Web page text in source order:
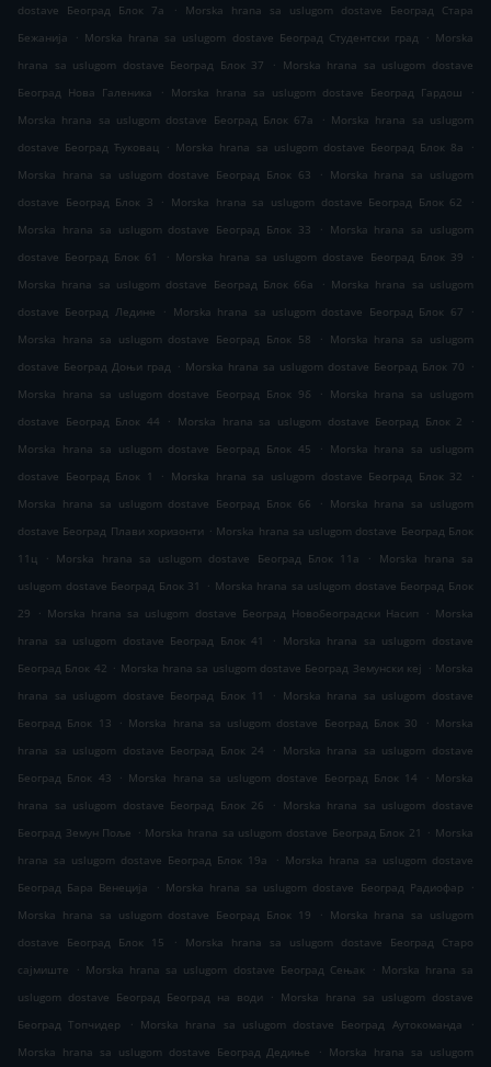
dostave Београд Блок 7а .
Morska hrana sa uslugom dostave Београд Стара
Бежанија
. Morska hrana sa uslugom dostave Београд Студентски град . Morska
hrana sa uslugom dostave Београд Блок 37
. Morska hrana sa uslugom dostave
Београд Нова Галеника
. Morska hrana sa uslugom dostave Београд Гардош
.
Morska hrana sa uslugom dostave Београд Блок 67а
. Morska hrana sa uslugom
dostave Београд Ћуковац . Morska hrana sa uslugom dostave Београд Блок 8а
.
Morska hrana sa uslugom dostave Београд Блок 63
. Morska hrana sa uslugom
dostave Београд Блок 3
. Morska hrana sa uslugom dostave Београд Блок 62
.
Morska hrana sa uslugom dostave Београд Блок 33
. Morska hrana sa uslugom
dostave Београд Блок 61
. Morska hrana sa uslugom dostave Београд Блок 39
.
Morska hrana sa uslugom dostave Београд Блок 66а
. Morska hrana sa uslugom
dostave Београд Ледине
. Morska hrana sa uslugom dostave Београд Блок 67
.
Morska hrana sa uslugom dostave Београд Блок 58
. Morska hrana sa uslugom
dostave Београд Доњи град . Morska hrana sa uslugom dostave Београд Блок 70 .
Morska hrana sa uslugom dostave Београд Блок 9б
. Morska hrana sa uslugom
dostave Београд Блок 44
. Morska hrana sa uslugom dostave Београд Блок 2
.
Morska hrana sa uslugom dostave Београд Блок 45
. Morska hrana sa uslugom
dostave Београд Блок 1
. Morska hrana sa uslugom dostave Београд Блок 32
.
Morska hrana sa uslugom dostave Београд Блок 66
. Morska hrana sa uslugom
dostave Београд Плави хоризонти . Morska hrana sa uslugom dostave Београд Блок
11ц
. Morska hrana sa uslugom dostave Београд Блок 11а .
Morska hrana sa
uslugom dostave Београд Блок 31
. Morska hrana sa uslugom dostave Београд Блок
29
. Morska hrana sa uslugom dostave Београд Новобеоградски Насип . Morska
hrana sa uslugom dostave Београд Блок 41
. Morska hrana sa uslugom dostave
Београд Блок 42 . Morska hrana sa uslugom dostave Београд Земунски кеј . Morska
hrana sa uslugom dostave Београд Блок 11
. Morska hrana sa uslugom dostave
Београд Блок 13
. Morska hrana sa uslugom dostave Београд Блок 30 . Morska
hrana sa uslugom dostave Београд Блок 24
. Morska hrana sa uslugom dostave
Београд Блок 43
. Morska hrana sa uslugom dostave Београд Блок 14 . Morska
hrana sa uslugom dostave Београд Блок 26
. Morska hrana sa uslugom dostave
Београд Земун Поље . Morska hrana sa uslugom dostave Београд Блок 21 . Morska
hrana sa uslugom dostave Београд Блок 19а
. Morska hrana sa uslugom dostave
Београд Бара Венеција
. Morska hrana sa uslugom dostave Београд Радиофар
.
Morska hrana sa uslugom dostave Београд Блок 19
. Morska hrana sa uslugom
dostave Београд Блок 15
.
Morska hrana sa uslugom dostave Београд Старо
сајмиште
. Morska hrana sa uslugom dostave Београд Сењак . Morska hrana sa
uslugom dostave Београд Београд на води
. Morska hrana sa uslugom dostave
Београд Топчидер
. Morska hrana sa uslugom dostave Београд Аутокоманда
.
Morska hrana sa uslugom dostave Београд Дедиње
. Morska hrana sa uslugom